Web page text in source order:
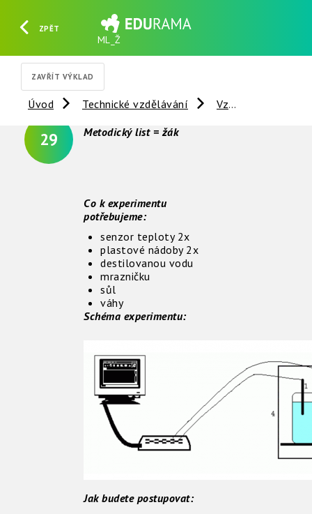
ZPĚT
ML_Ž
ZAVŘÍT VÝKLAD
Úvod Technické vzdělávání Vzdálené experimenty
29 Metodický list = žák
Co k experimentu
potřebujeme:
senzor teploty 2x
plastové nádoby 2x
destilovanou vodu
mrazničku
sůl
váhy
Schéma experimentu:
Jak budete postupovat: